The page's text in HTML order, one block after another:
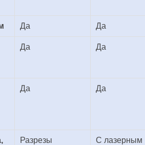
Да Да
Да Да
Да Да
Разрезы
С лазерным